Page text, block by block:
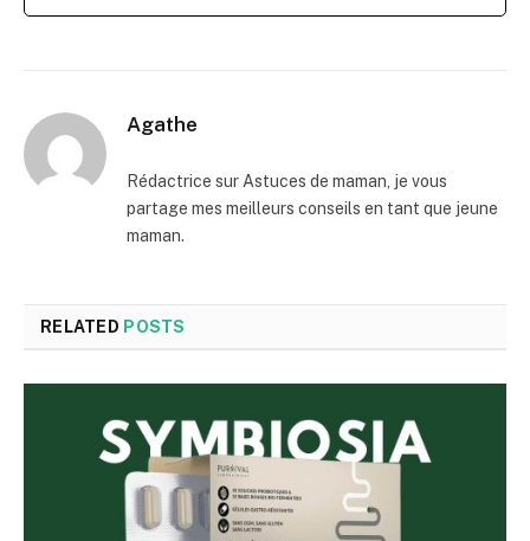
Agathe
Rédactrice sur Astuces de maman, je vous
partage mes meilleurs conseils en tant que jeune
maman.
RELATED POSTS